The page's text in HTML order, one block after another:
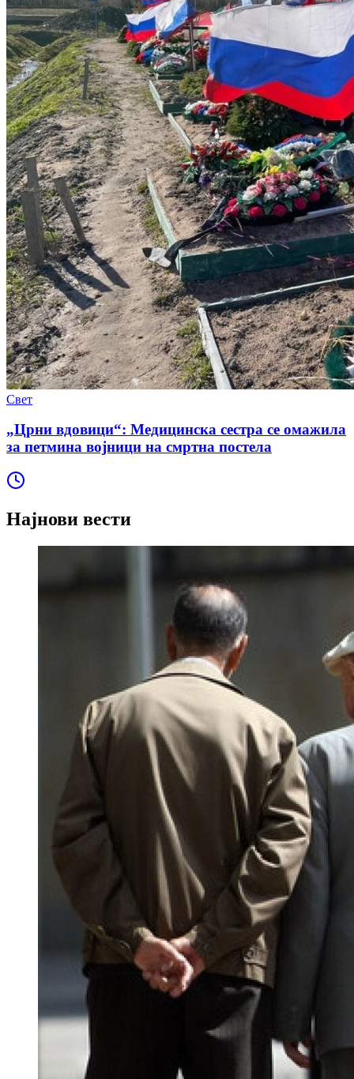
Свет
„Црни вдовици“: Медицинска сестра се омажила
за петмина војници на смртна постела
Најнови вести